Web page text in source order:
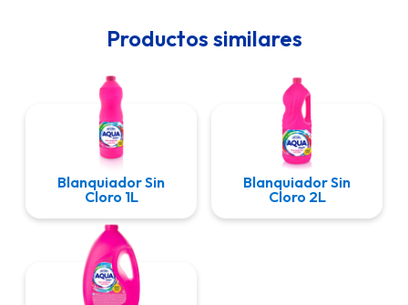
Productos similares
Blanquiador Sin
Cloro 1L
Blanquiador Sin
Cloro 2L